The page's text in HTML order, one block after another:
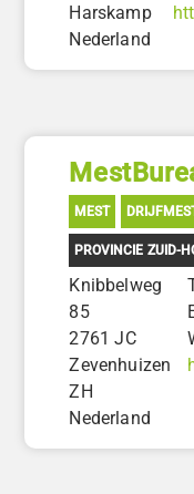
Harskamp
Nederland
MEST
PROVINCIE ZUID-
Knibbelweg
85
2761 JC
Zevenhuizen
ZH
Nederland